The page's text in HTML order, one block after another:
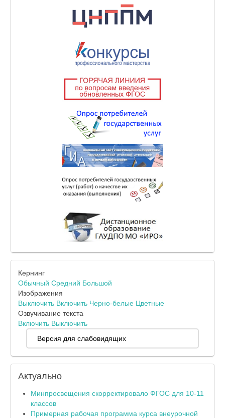
Кернинг
Обычный Средний Большой
Изображения
Выключить Включить Черно-белые Цветные
Озвучивание текста
Включить Выключить
Версия для слабовидящих
Актуально
Минпросвещения скорректировало ФГОС для 10-11
классов
Примерная рабочая программа курса внеурочной